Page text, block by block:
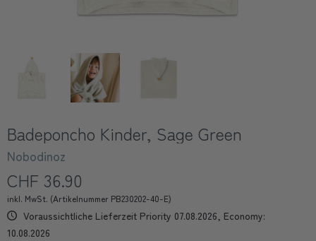
Badeponcho Kinder, Sage Green
Nobodinoz
CHF 36.90
inkl. MwSt. (Artikelnummer PB230202-40-E)
Voraussichtliche Lieferzeit Priority 07.08.2026, Economy:
10.08.2026